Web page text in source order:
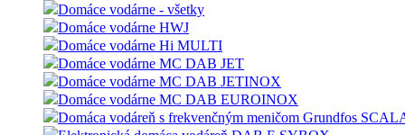
Domáce vodárne - všetky
Domáce vodárne HWJ
Domáce vodárne Hi MULTI
Domáce vodárne MC DAB JET
Domáce vodárne MC DAB JETINOX
Domáce vodárne MC DAB EUROINOX
Domáca vodáreň s frekvenčným meničom Grundfos